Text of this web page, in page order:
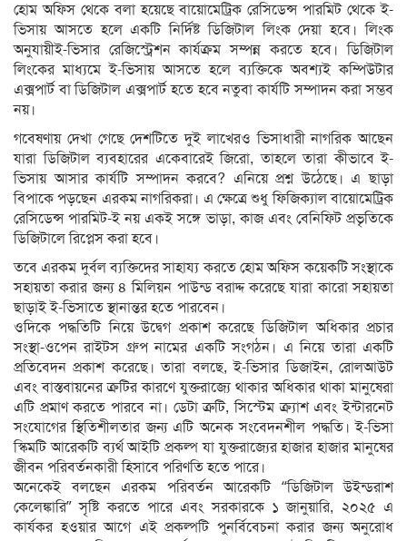
হোম অফিস থেকে বলা হয়েছে বায়োমেট্রিক রেসিডেন্স পারমিট থেকে ই-
ভিসায় আসতে হলে একটি নির্দিষ্ট ডিজিটাল লিংক দেয়া হবে। লিংক
অনুযায়ীই-ভিসার রেজিস্ট্রেশন কার্যক্রম সম্পন্ন করতে হবে। ডিজিটাল
লিংকের মাধ্যমে ই-ভিসায় আসতে হলে ব্যক্তিকে অবশ্যই কম্পিউটার
এক্সপার্ট বা ডিজিটাল এক্সপার্ট হতে হবে নতুবা কার্যটি সম্পাদন করা সম্ভব
নয়।
গবেষণায় দেখা গেছে দেশটিতে দুই লাখেরও ভিসাধারী নাগরিক আছেন
যারা ডিজিটাল ব্যবহারের একেবারেই জিরো, তাহলে তারা কীভাবে ই-
ভিসায় আসার কার্যটি সম্পাদন করবে? এনিয়ে প্রশ্ন উঠেছে। এ ছাড়া
বিপাকে পড়ছেন এরকম নাগরিকরা। এ ক্ষেত্রে শুধু ফিজিক্যাল বায়োমেট্রিক
রেসিডেন্স পারমিট-ই নয় একই সঙ্গে ভাড়া, কাজ এবং বেনিফিট প্রভৃতিকে
ডিজিটালে রিপ্লেস করা হবে।
তবে এরকম দুর্বল ব্যক্তিদের সাহায্য করতে হোম অফিস কয়েকটি সংস্থাকে
সহায়তা করার জন্য ৪ মিলিয়ন পাউন্ড বরাদ্দ করেছে যারা কারো সহায়তা
ছাড়াই ই-ভিসাতে স্থানান্তর হতে পারবেন।
ওদিকে পদ্ধতিটি নিয়ে উদ্বেগ প্রকাশ করেছে ডিজিটাল অধিকার প্রচার
সংস্থা-ওপেন রাইটস গ্রুপ নামের একটি সংগঠন। এ নিয়ে তারা একটি
প্রতিবেদন প্রকাশ করেছে। তারা বলছে, ই-ভিসার ডিজাইন, রোলআউট
এবং বাস্তবায়নের ক্রটির কারণে যুক্তরাজ্যে থাকার অধিকার থাকা মানুষেরা
এটি প্রমাণ করতে পারবে না। ডেটা ত্রুটি, সিস্টেম ক্র্যাশ এবং ইন্টারনেট
সংযোগের স্থিতিশীলতার জন্য এটি অনেক সংবেদনশীল পদ্ধতি। ই-ভিসা
স্কিমটি আরেকটি ব্যর্থ আইটি প্রকল্প যা যুক্তরাজ্যের হাজার হাজার মানুষের
জীবন পরিবর্তনকারী হিসাবে পরিণতি হতে পারে।
অনেকেই বলছেন এরকম পরিবর্তন আরেকটি “ডিজিটাল উইন্ডরাশ
কেলেঙ্কারি” সৃষ্টি করতে পারে এবং সরকারকে ১ জানুয়ারি, ২০২৫ এ
কার্যকর হওয়ার আগে এই প্রকল্পটি পুনর্বিবেচনা করার জন্য অনুরোধ